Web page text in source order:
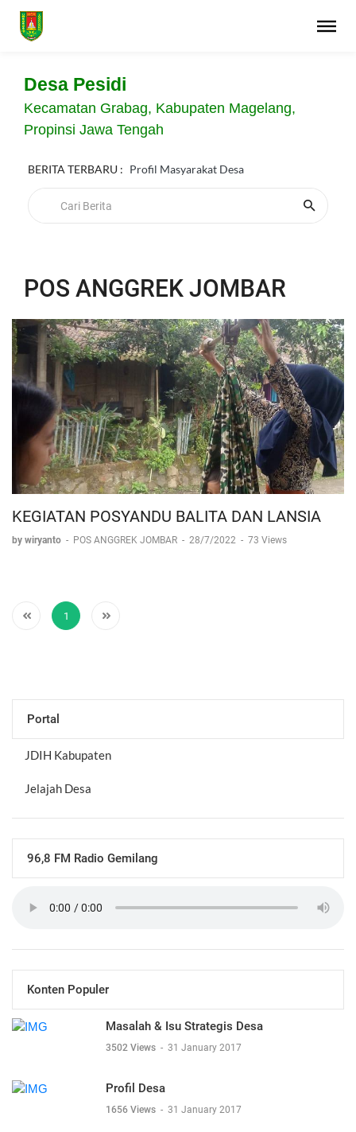
Desa Pesidi
Kecamatan Grabag, Kabupaten Magelang,
Propinsi Jawa Tengah
BERITA TERBARU : Profil Masyarakat Desa
POS ANGGREK JOMBAR
KEGIATAN POSYANDU BALITA DAN LANSIA
by wiryanto - POS ANGGREK JOMBAR - 28/7/2022 - 73 Views
1
Portal
JDIH Kabupaten
Jelajah Desa
96,8 FM Radio Gemilang
Konten Populer
Masalah & Isu Strategis Desa
3502 Views - 31 January 2017
Profil Desa
1656 Views - 31 January 2017